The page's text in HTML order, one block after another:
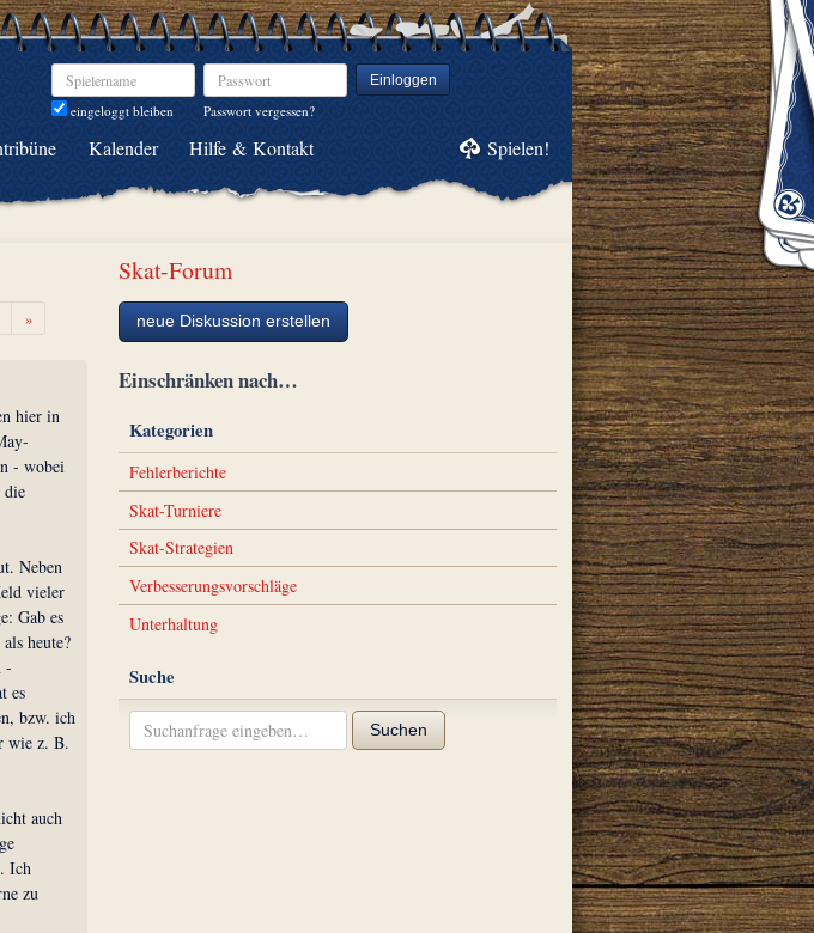
Spielername
eingeloggt bleiben
Passwort Einloggen
Passwort vergessen?
Kalender Hilfe & Kontakt Spielen!
»Weiter
hier in
- wobei
die
Neben
vieler
Gab es
heute?
-
es
bzw. ich
wie z. B.
auch
Ich
zu
Skat-Forum
neue Diskussion erstellen
Einschränken nach…
Kategorien
Fehlerberichte
Skat-Turniere
Skat-Strategien
Verbesserungsvorschläge
Unterhaltung
Suche
Suchen